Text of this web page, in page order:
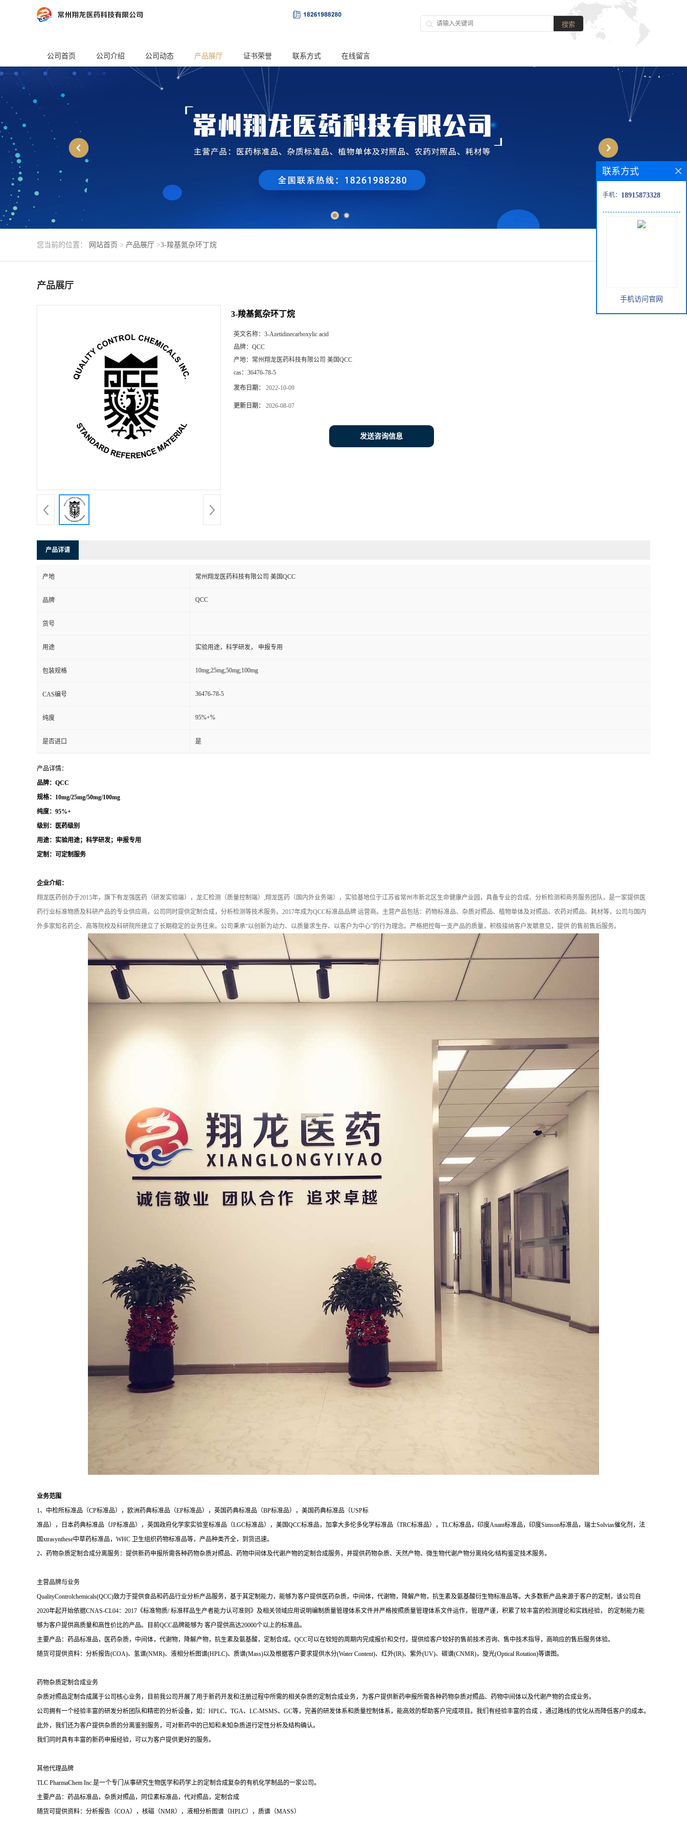
公司首页 公司介绍 公司动态 产品展厅 证书荣誉 联系方式 在线留言
您当前的位置： 网站首页 > 产品展厅 >3-羧基氮杂环丁烷
产品展厅
3-羧基氮杂环丁烷
英文名称： 3-Azetidinecarboxylic acid
品牌： QCC
产地： 常州翔龙医药科技有限公司 美国QCC
cas： 36476-78-5
发布日期： 2022-10-09
更新日期： 2026-08-07
发送咨询信息
产品详请
产地 常州翔龙医药科技有限公司 美国QCC
品牌 QCC
货号
用途 实验用途，科学研发， 申报专用
包装规格 10mg;25mg;50mg;100mg
CAS编号 36476-78-5
纯度 95%+%
是否进口 是
产品详情：
品牌：QCC
规格：10mg/25mg/50mg/100mg
纯度：95%+
级别：医药级别
用途：实验用途；科学研发；申报专用
定制：可定制服务
企业介绍：
翔龙医药创办于2015年，旗下有龙强医药（研发实验端），龙汇检测（质量控制端）,翔龙医药（国内外业务端），实验基地位于江苏省常州市新北区生命健康产业园，具备专业的合成、分析检测和商务服务团队，是一家提供医
药行业标准物质及科研产品的专业供应商，公司同时提供定制合成，分析检测等技术服务。2017年成为QCC标准品品牌 运营商。主营产品包括：药物标准品、杂质对照品、植物单体及对照品、农药对照品、耗材等，公司与国内
外多家知名药企、高等院校及科研院所建立了长期稳定的业务往来。公司秉承“以创新为动力、以质量求生存、以客户为中心”的行为理念。严格把控每一支产品的质量，积极接纳客户发聩意见，提供 的售前售后服务。
业务范围
1、中检所标准品（CP标准品），欧洲药典标准品（EP标准品），英国药典标准品（BP标准品），美国药典标准品（USP标
准品），日本药典标准品（JP标准品），英国政府化学家实验室标准品（LGC标准品），美国QCC标准品，加拿大多伦多化学标准品（TRC标准品），TLC标准品，印度Anant标准品，印度Simson标准品，瑞士Solvias催化剂，法
国xtrasynthese中草药标准品，WHC 卫生组织药物标准品等，产品种类齐全，到货迅速。
2、药物杂质定制合成分离服务：提供新药申报所需各种药物杂质对照品、药物中间体及代谢产物的定制合成服务，并提供药物杂质、天然产物、微生物代谢产物分离纯化/结构鉴定技术服务。
主营品牌与业务
QualityControlchemicals(QCC)致力于提供食品和药品行业分析产品服务，基于其定制能力，能够为客户提供医药杂质，中间体，代谢物，降解产物，抗生素及氨基酸衍生物标准品等。大多数新产品来源于客户的定制，该公司自
2020年起开始依据CNAS-CL04：2017《标准物质/ 标准样品生产者能力认可准则》及相关领域应用说明编制质量管理体系文件并严格按照质量管理体系文件运作，管理严谨，积累了较丰富的检测理论和实践经验， 的定制能力能
够为客户提供高质量和高性价比的产品。目前QCC品牌能够为 客户提供高达20000个以上的标准品。
主要产品：药品标准品，医药杂质，中间体，代谢物，降解产物，抗生素及氨基酸，定制合成。QCC可以在较短的周期内完成报价和交付，提供给客户较好的售前技术咨询、售中技术指导，高响应的售后服务体验。
随货可提供资料：分析报告(COA)、氢谱(NMR)、液相分析图谱(HPLC)、质谱(Mass)以及根据客户要求提供水分(Water Content)、红外(IR)、紫外(UV)、碳谱(CNMR)，旋光(Optical Rotation)等谱图。
药物杂质定制合成业务
杂质对照品定制合成属于公司核心业务，目前我公司开展了用于新药开发和注册过程中所需的相关杂质的定制合成业务，为客户提供新药申报所需各种药物杂质对照品、药物中间体以及代谢产物的合成业务。
公司拥有一个经验丰富的研发分析团队和精密的分析设备，如：HPLC、TGA、LC-MSMS、GC等，完善的研发体系和质量控制体系，能高效的帮助客户完成项目。我们有经验丰富的合成 ，通过路线的优化从而降低客户的成本。
此外，我们还为客户提供杂质的分离鉴别服务，可对新药中的已知和未知杂质进行定性分析及结构确认。
我们同时具有丰富的新药申报经验，可以为客户提供更好的服务。
其他代理品牌
TLC PharmaChem Inc.是一个专门从事研究生物医学和药学上的定制合成复杂的有机化学制品的一家公司。
主要产品：药品标准品，杂质对照品，同位素标准品，代对照品，定制合成
随货可提供资料：分析报告（COA），核磁（NMR），液相分析图谱（HPLC），质谱（MASS）
联系方式
手机： 18915873328
手机访问官网